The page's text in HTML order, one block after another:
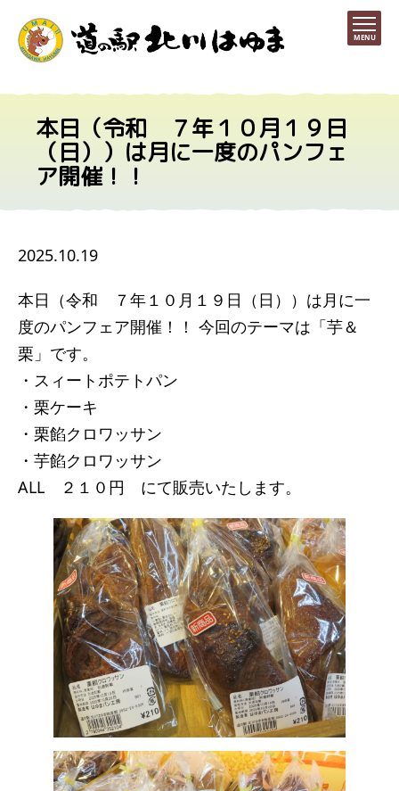
MENU
本日（令和 ７年１０月１９日
（日））は月に一度のパンフェ
ア開催！！
2025.10.19
本日（令和 ７年１０月１９日（日））は月に一
度のパンフェア開催！！ 今回のテーマは「芋＆
栗」です。
・スィートポテトパン
・栗ケーキ
・栗餡クロワッサン
・芋餡クロワッサン
ALL ２１０円 にて販売いたします。